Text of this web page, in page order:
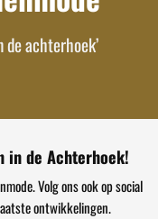
de achterhoek’
in de Achterhoek!
Volg ons ook op social
ontwikkelingen.